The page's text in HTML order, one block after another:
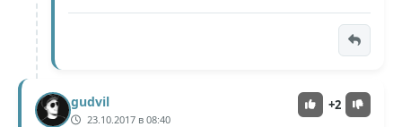
gudvil
23.10.2017 в 08:40
+2